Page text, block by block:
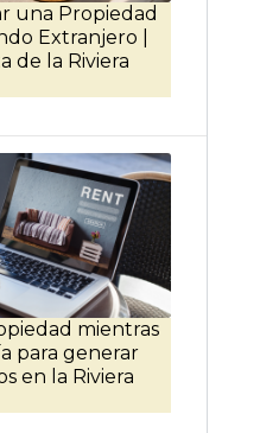
una Propiedad
Extranjero |
de la Riviera
mientras
para generar
en la Riviera